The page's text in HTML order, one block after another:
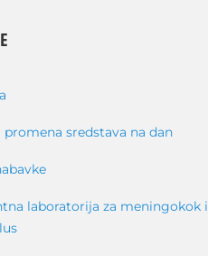
promena sredstava na dan
laboratorija za meningokok i